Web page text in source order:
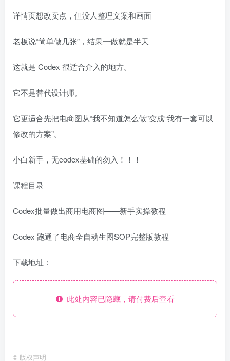
详情页想改卖点，但没人整理文案和画面
老板说“简单做几张”，结果一做就是半天
这就是 Codex 很适合介入的地方。
它不是替代设计师。
它更适合先把电商图从“我不知道怎么做”变成“我有一套可以
修改的方案”。
小白新手，无codex基础的勿入！！！
课程目录
Codex批量做出商用电商图——新手实操教程
Codex 跑通了电商全自动生图SOP完整版教程
下载地址：
此处内容已隐藏，请付费后查看
© 版权声明